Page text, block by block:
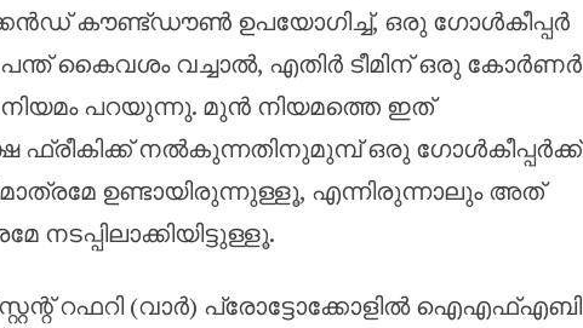
കൗണ്ട്ഡൗൺ ഉപയോഗിച്ച്, ഒരു ഗോൾകീപ്പർ
കൈവശം വച്ചാൽ, എതിർ ടീമിന് ഒരു കോർണർ
പറയുന്നു. മുൻ നിയമത്തെ ഇത്
ഫ്രീകിക്ക് നൽകുന്നതിനുമുമ്പ് ഒരു ഗോൾകീപ്പർക്ക്
ഉണ്ടായിരുന്നുള്ളൂ, എന്നിരുന്നാലും അത്
റഫറി (വാർ) പ്രോട്ടോക്കോളിൽ ഐഎഫ്എബി